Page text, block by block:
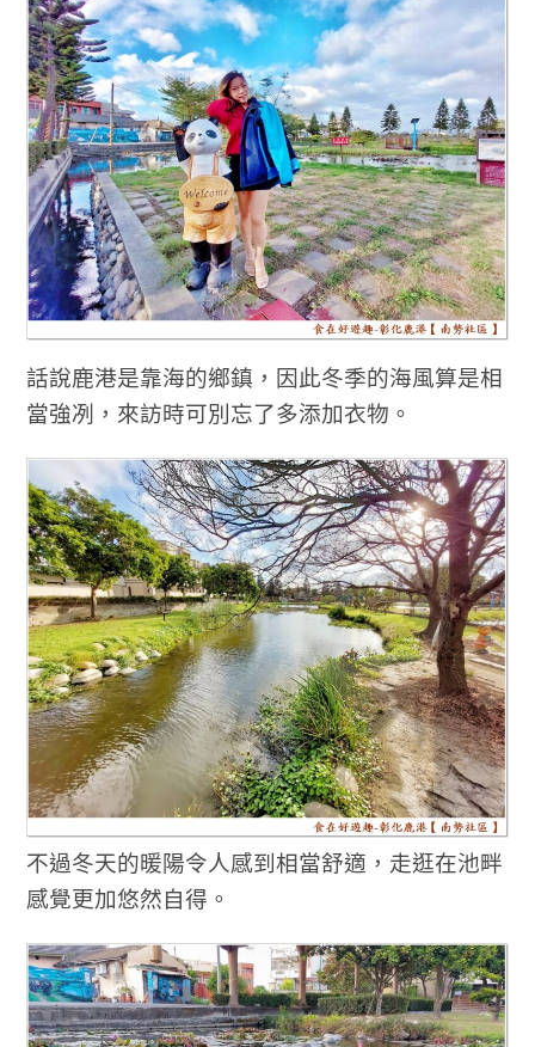
話說鹿港是靠海的鄉鎮，因此冬季的海風算是相
當強冽，來訪時可別忘了多添加衣物。
不過冬天的暖陽令人感到相當舒適，走逛在池畔
感覺更加悠然自得。